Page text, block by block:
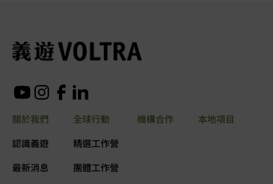
關於我們
認識義遊
最新消息
全球行動
精選工作營
團體工作營
本地項目
機構合作